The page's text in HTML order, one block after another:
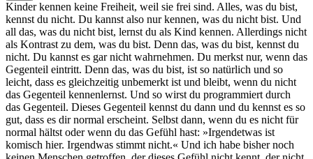
Kinder kennen keine Freiheit, weil sie frei sind. Alles, was du bist,
kennst du nicht. Du kannst also nur kennen, was du nicht bist. Und
all das, was du nicht bist, lernst du als Kind kennen. Allerdings nicht
als Kontrast zu dem, was du bist. Denn das, was du bist, kennst du
nicht. Du kannst es gar nicht wahrnehmen. Du merkst nur, wenn das
Gegenteil eintritt. Denn das, was du bist, ist so natürlich und so
leicht, dass es gleichzeitig unbemerkt ist und bleibt, wenn du nicht
das Gegenteil kennenlernst. Und so wirst du programmiert durch
das Gegenteil. Dieses Gegenteil kennst du dann und du kennst es so
gut, dass es dir normal erscheint. Selbst dann, wenn du es nicht für
normal hältst oder wenn du das Gefühl hast: »Irgendetwas ist
komisch hier. Irgendwas stimmt nicht.« Und ich habe bisher noch